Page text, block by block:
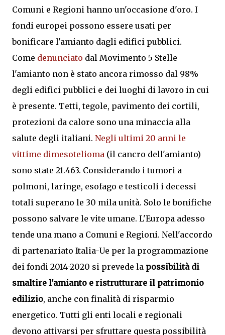
Comuni e Regioni hanno un'occasione d'oro. I
fondi europei possono essere usati per
bonificare l'amianto dagli edifici pubblici.
Come denunciato dal Movimento 5 Stelle
l'amianto non è stato ancora rimosso dal 98%
degli edifici pubblici e dei luoghi di lavoro in cui
è presente. Tetti, tegole, pavimento dei cortili,
protezioni da calore sono una minaccia alla
salute degli italiani. Negli ultimi 20 anni le
vittime dimesotelioma (il cancro dell'amianto)
sono state 21.463. Considerando i tumori a
polmoni, laringe, esofago e testicoli i decessi
totali superano le 30 mila unità. Solo le bonifiche
possono salvare le vite umane. L'Europa adesso
tende una mano a Comuni e Regioni. Nell'accordo
di partenariato Italia-Ue per la programmazione
dei fondi 2014-2020 si prevede la possibilità di
smaltire l'amianto e ristrutturare il patrimonio
edilizio, anche con finalità di risparmio
energetico. Tutti gli enti locali e regionali
devono attivarsi per sfruttare questa possibilità